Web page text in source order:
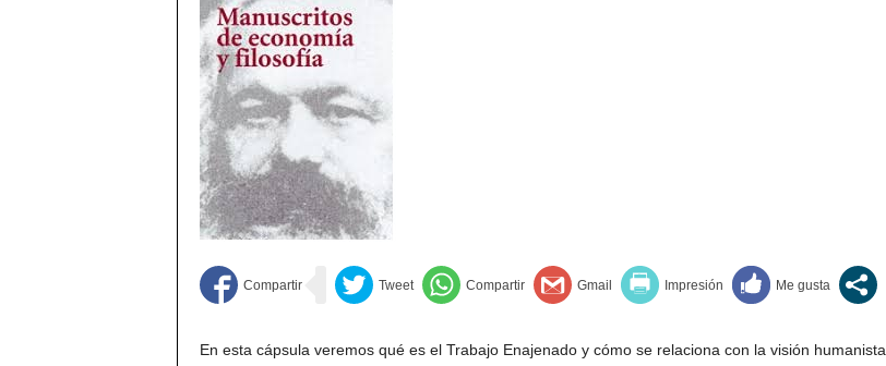
En esta cápsula veremos qué es el Trabajo Enajenado y cómo se relaciona con la visión humanista